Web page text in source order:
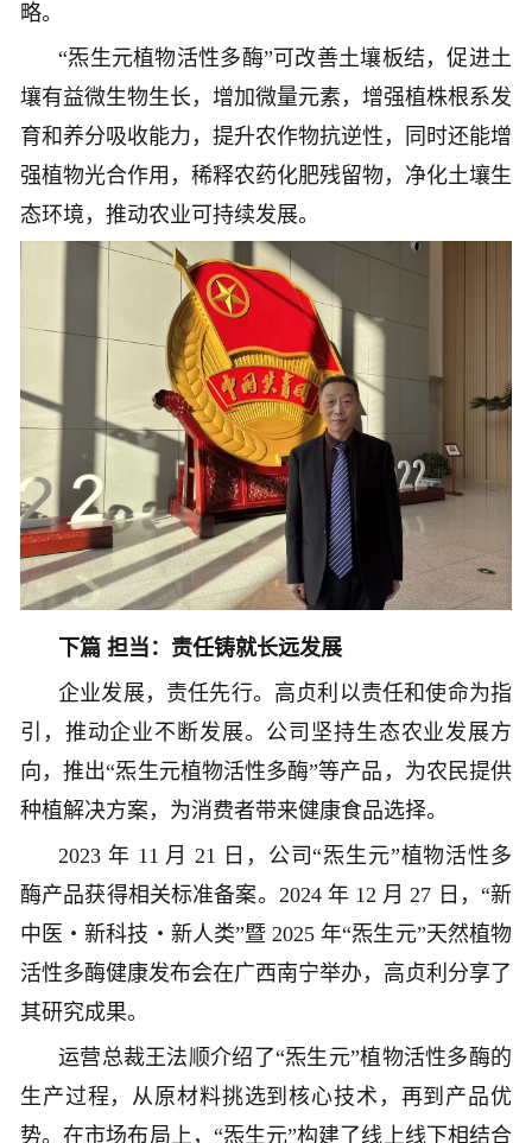
略。
“炁生元植物活性多酶”可改善土壤板结，促进土
壤有益微生物生长，增加微量元素，增强植株根系发
育和养分吸收能力，提升农作物抗逆性，同时还能增
强植物光合作用，稀释农药化肥残留物，净化土壤生
态环境，推动农业可持续发展。
下篇 担当：责任铸就长远发展
企业发展，责任先行。高贞利以责任和使命为指
引，推动企业不断发展。公司坚持生态农业发展方
向，推出“炁生元植物活性多酶”等产品，为农民提供
种植解决方案，为消费者带来健康食品选择。
2023 年 11 月 21 日，公司“炁生元”植物活性多
酶产品获得相关标准备案。2024 年 12 月 27 日，“新
中医・新科技・新人类”暨 2025 年“炁生元”天然植物
活性多酶健康发布会在广西南宁举办，高贞利分享了
其研究成果。
运营总裁王法顺介绍了“炁生元”植物活性多酶的
生产过程，从原材料挑选到核心技术，再到产品优
势。在市场布局上，“炁生元”构建了线上线下相结合